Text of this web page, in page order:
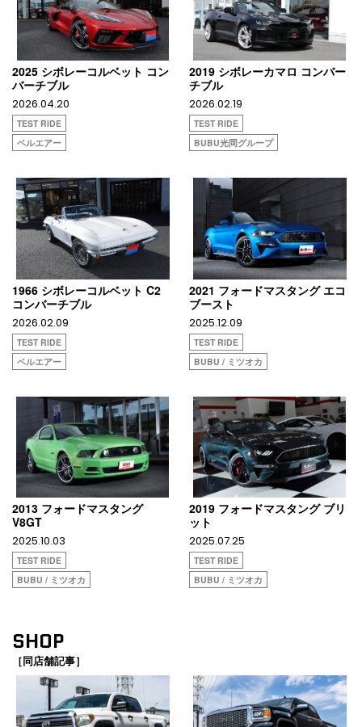
2025 シボレーコルベット コン
バーチブル
2026.04.20
TEST RIDE
ベルエアー
2019 シボレーカマロ コンバー
チブル
2026.02.19
TEST RIDE
BUBU光岡グループ
1966 シボレーコルベット C2
コンバーチブル
2026.02.09
TEST RIDE
ベルエアー
2021 フォードマスタング エコ
ブースト
2025.12.09
TEST RIDE
BUBU / ミツオカ
2013 フォードマスタング
V8GT
2025.10.03
TEST RIDE
BUBU / ミツオカ
2019 フォードマスタング ブリ
ット
2025.07.25
TEST RIDE
BUBU / ミツオカ
SHOP
［同店舗記事］